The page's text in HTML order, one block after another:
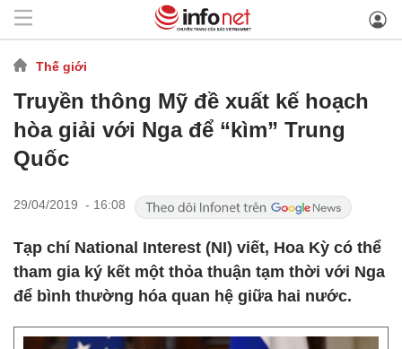
Thế giới
Truyền thông Mỹ đề xuất kế hoạch
hòa giải với Nga để “kìm” Trung
Quốc
29/04/2019 - 16:08
Tạp chí National Interest (NI) viết, Hoa Kỳ có thể
tham gia ký kết một thỏa thuận tạm thời với Nga
để bình thường hóa quan hệ giữa hai nước.